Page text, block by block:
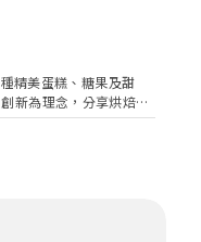
精美蛋糕、糖果及甜
新為理念，分享烘焙的